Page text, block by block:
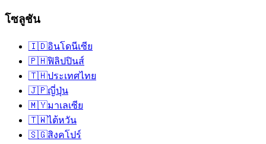
โซลูชัน
🇮🇩อินโดนีเซีย
🇵🇭ฟิลิปปินส์
🇹🇭ประเทศไทย
🇯🇵ญี่ปุ่น
🇲🇾มาเลเซีย
🇹🇼ไต้หวัน
🇸🇬สิงคโปร์